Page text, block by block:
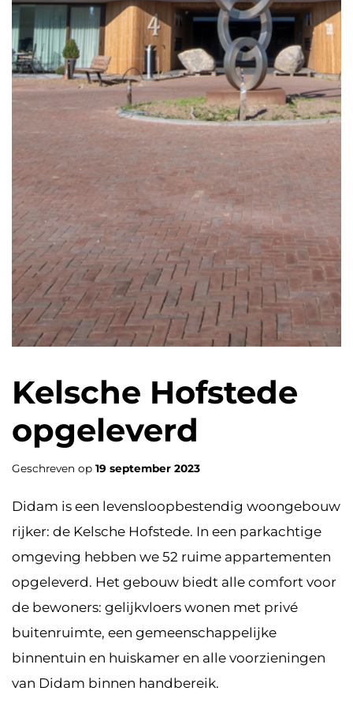
Kelsche Hofstede
opgeleverd
Geschreven op 19 september 2023
Didam is een levensloopbestendig woongebouw
rijker: de Kelsche Hofstede. In een parkachtige
omgeving hebben we 52 ruime appartementen
opgeleverd. Het gebouw biedt alle comfort voor
de bewoners: gelijkvloers wonen met privé
buitenruimte, een gemeenschappelijke
binnentuin en huiskamer en alle voorzieningen
van Didam binnen handbereik.